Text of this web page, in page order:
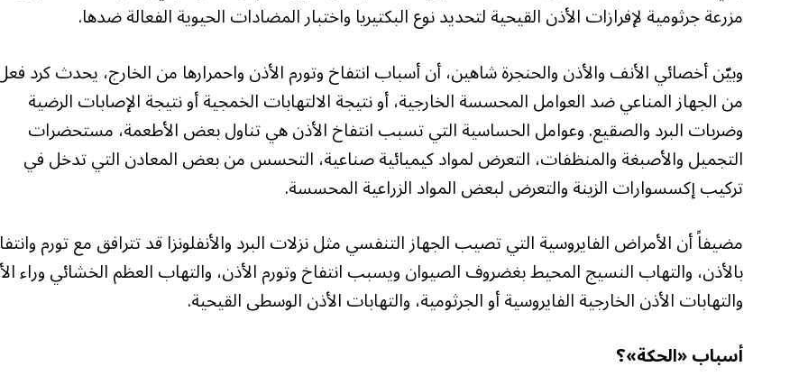
مزرعة جرثومية لإفرازات الأذن القيحية لتحديد نوع البكتيريا واختبار المضادات الحيوية الفعالة ضدها.
وبيّن أخصائي الأنف والأذن والحنجرة شاهين، أن أسباب انتفاخ وتورم الأذن واحمرارها من الخارج، يحدث كرد
من الجهاز المناعي ضد العوامل المحسسة الخارجية، أو نتيجة الالتهابات الخمجية أو نتيجة الإصابات الرضية
وضربات البرد والصقيع. وعوامل الحساسية التي تسبب انتفاخ الأذن هي تناول بعض الأطعمة، مستحضرات
التجميل والأصبغة والمنظفات، التعرض لمواد كيميائية صناعية، التحسس من بعض المعادن التي تدخل في
تركيب إكسسوارات الزينة والتعرض لبعض المواد الزراعية المحسسة.
مضيفاً أن الأمراض الفايروسية التي تصيب الجهاز التنفسي مثل نزلات البرد والأنفلونزا قد تترافق مع تورم
بالأذن، والتهاب النسيج المحيط بغضروف الصيوان ويسبب انتفاخ وتورم الأذن، والتهاب العظم الخشائي وراء
والتهابات الأذن الخارجية الفايروسية أو الجرثومية، والتهابات الأذن الوسطى القيحية.
أسباب «الحكة»؟